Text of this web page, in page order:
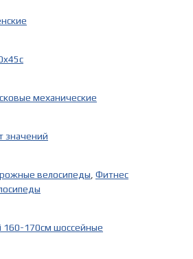
механические
значений
велосипеды Фитнес
160-170см шоссейные